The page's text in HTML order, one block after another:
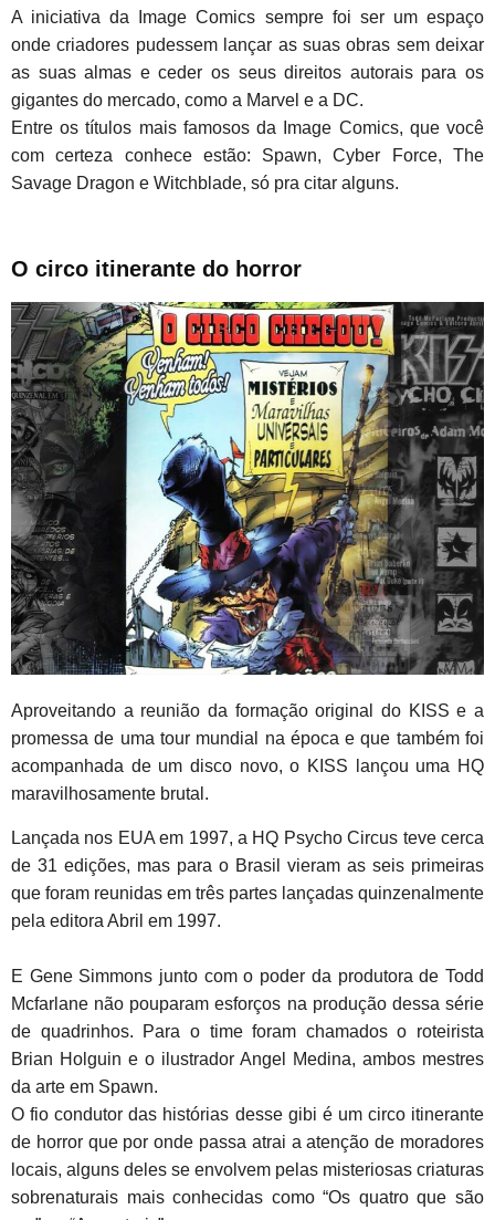
A iniciativa da Image Comics sempre foi ser um espaço
onde criadores pudessem lançar as suas obras sem deixar
as suas almas e ceder os seus direitos autorais para os
gigantes do mercado, como a Marvel e a DC.
Entre os títulos mais famosos da Image Comics, que você
com certeza conhece estão: Spawn, Cyber Force, The
Savage Dragon e Witchblade, só pra citar alguns.
O circo itinerante do horror
Aproveitando a reunião da formação original do KISS e a
promessa de uma tour mundial na época e que também foi
acompanhada de um disco novo, o KISS lançou uma HQ
maravilhosamente brutal.
Lançada nos EUA em 1997, a HQ Psycho Circus teve cerca
de 31 edições, mas para o Brasil vieram as seis primeiras
que foram reunidas em três partes lançadas quinzenalmente
pela editora Abril em 1997.
E Gene Simmons junto com o poder da produtora de Todd
Mcfarlane não pouparam esforços na produção dessa série
de quadrinhos. Para o time foram chamados o roteirista
Brian Holguin e o ilustrador Angel Medina, ambos mestres
da arte em Spawn.
O fio condutor das histórias desse gibi é um circo itinerante
de horror que por onde passa atrai a atenção de moradores
locais, alguns deles se envolvem pelas misteriosas criaturas
sobrenaturais mais conhecidas como “Os quatro que são